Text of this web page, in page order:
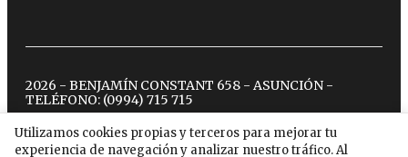
Utilizamos cookies propias y terceros para mejorar tu
experiencia de navegación y analizar nuestro tráfico. Al
2026 - BENJAMÍN CONSTANT 658 - ASUNCIÓN -
TELÉFONO: (0994) 715 715